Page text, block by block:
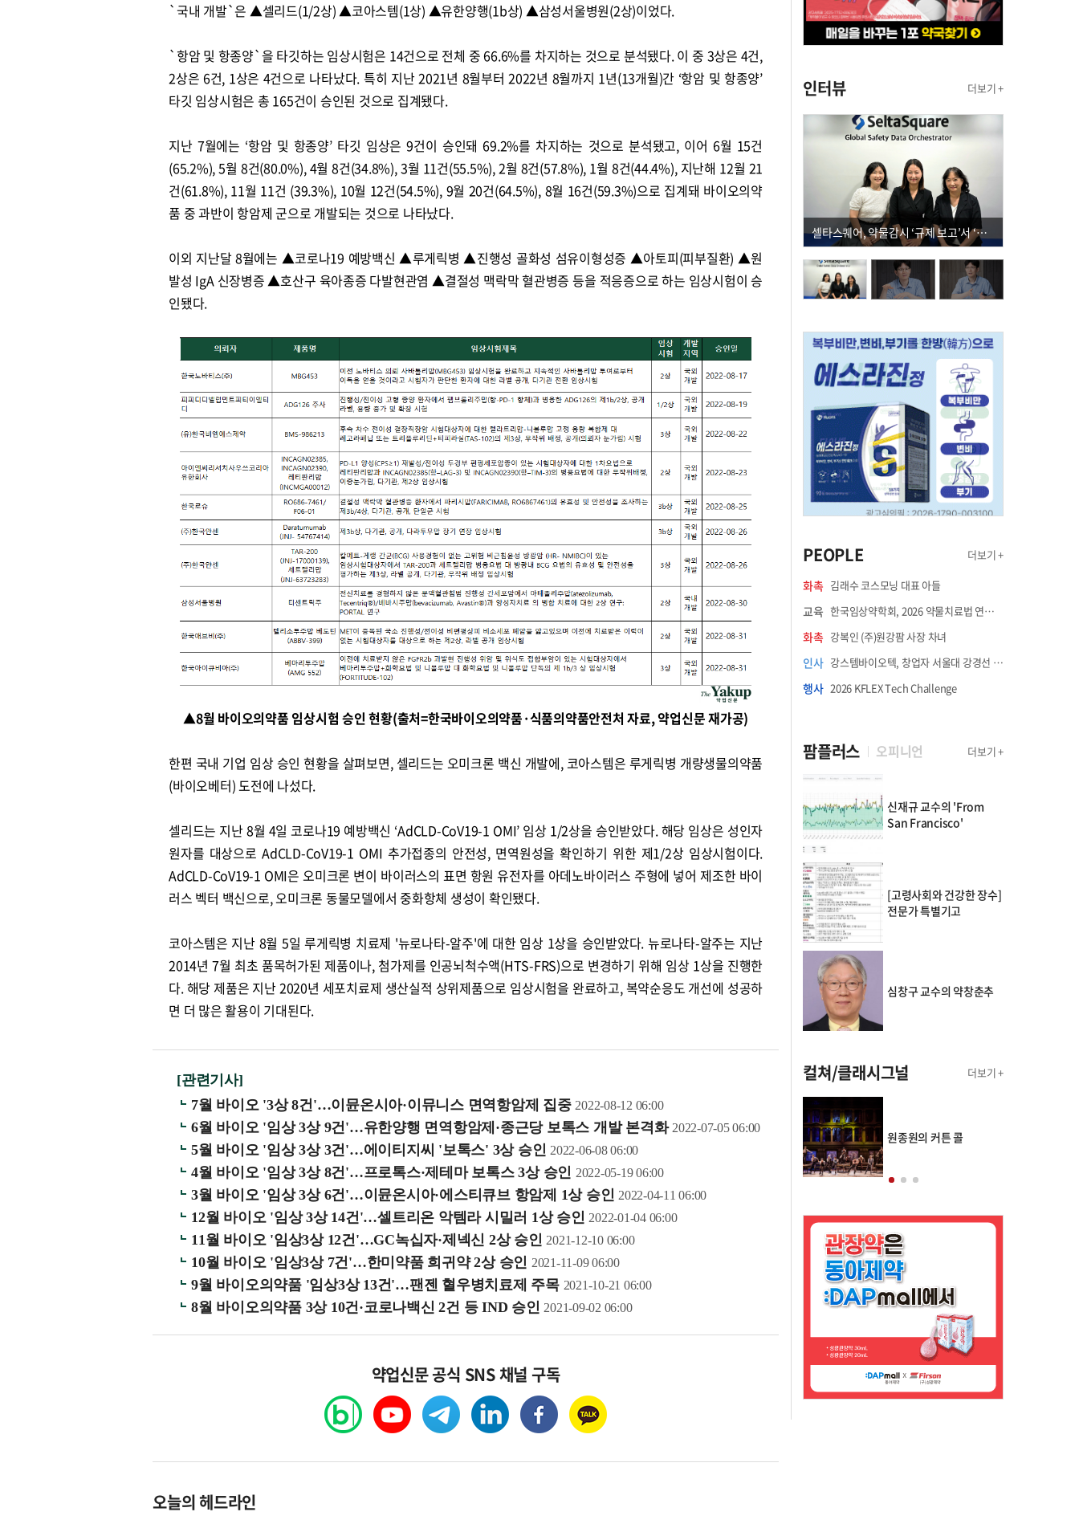
`국내 개발`은 ▲셀리드(1/2상) ▲코아스템(1상) ▲유한양행(1b상) ▲삼성서울병원(2상)이었다.
`항암 및 항종양`을 타깃하는 임상시험은 14건으로 전체 중 66.6%를 차지하는 것으로 분석됐다. 이 중 3상은 4건,
2상은 6건, 1상은 4건으로 나타났다. ​특히 지난 2021년 8월부터 2022년 8월까지 1년(13개월)간 ‘항암 및 항종양’
타깃 임상시험은 총 165건이 승인된 것으로 집계됐다.
지난 7월에는 ‘항암 및 항종양’ 타깃 임상은 9건이 승인돼 69.2%를 차지하는 것으로 분석됐고, 이어 6월 15건
(65.2%), 5월 8건(80.0%), 4월 8건(34.8%), 3월 11건(55.5%), 2월 8건(57.8%), 1월 8건(44.4%), 지난해 12월 21
건(61.8%), 11월 11건 (39.3%), 10월 12건(54.5%), 9월 20건(64.5%), 8월 16건(59.3%)으로 집계돼 바이오의약
품 중 과반이 항암제 군으로 개발되는 것으로 나타났다.
이외 지난달 8월에는 ▲코로나19 예방백신 ▲루게릭병 ▲진행성 골화성 섬유이형성증 ▲아토피(피부질환) ▲원
발성 IgA 신장병증 ▲호산구 육아종증 다발현관염 ▲결절성 맥락막 혈관병증 등을 적응증으로 하는 임상시험이 승
인됐다.
▲8월 바이오의약품 임상시험 승인 현황(출처=한국바이오의약품·식품의약품안전처 자료, 약업신문 재가공)
한편 국내 기업 임상 승인 현황을 살펴보면, 셀리드는 오미크론 백신 개발에, 코아스템은 루게릭병 개량생물의약품
(바이오베터) 도전에 나섰다.
셀리드는 지난 8월 4일 코로나19 예방백신 ‘AdCLD-CoV19-1 OMI’ 임상 1/2상을 승인받았다. 해당 임상은 성인자
원자를 대상으로 AdCLD-CoV19-1 OMI 추가접종의 안전성, 면역원성을 확인하기 위한 제1/2상 임상시험이다.
AdCLD-CoV19-1 OMI은 오미크론 변이 바이러스의 표면 항원 유전자를 아데노바이러스 주형에 넣어 제조한 바이
러스 벡터 백신으로, 오미크론 동물모델에서 중화항체 생성이 확인됐다.
코아스템은 지난 8월 5일 루게릭병 치료제 '뉴로나타-알주'에 대한 임상 1상을 승인받았다. 뉴로나타-알주는 지난
2014년 7월 최초 품목허가된 제품이나, 첨가제를 인공뇌척수액(HTS-FRS)으로 변경하기 위해 임상 1상을 진행한
다. 해당 제품은 지난 2020년 세포치료제 생산실적 상위제품으로 임상시험을 완료하고, 복약순응도 개선에 성공하
면 더 많은 활용이 기대된다.
[관련기사]
7월 바이오 '3상 8건'…이뮨온시아·이뮤니스 면역항암제 집중 2022-08-12 06:00
6월 바이오 '임상 3상 9건'…유한양행 면역항암제·종근당 보톡스 개발 본격화 2022-07-05 06:00
5월 바이오 '임상 3상 3건'…에이티지씨 '보톡스' 3상 승인 2022-06-08 06:00
4월 바이오 '임상 3상 8건'…프로톡스·제테마 보톡스 3상 승인 2022-05-19 06:00
3월 바이오 '임상 3상 6건'…이뮨온시아·에스티큐브 항암제 1상 승인 2022-04-11 06:00
12월 바이오 '임상 3상 14건'…셀트리온 악템라 시밀러 1상 승인 2022-01-04 06:00
11월 바이오 '임상3상 12건'…GC녹십자·제넥신 2상 승인 2021-12-10 06:00
10월 바이오 '임상3상 7건'…한미약품 희귀약 2상 승인 2021-11-09 06:00
9월 바이오의약품 '임상3상 13건'…팬젠 혈우병치료제 주목 2021-10-21 06:00
8월 바이오의약품 3상 10건·코로나백신 2건 등 IND 승인 2021-09-02 06:00
약업신문 공식 SNS 채널 구독
오늘의 헤드라인
인터뷰 더보기 +
셀타스퀘어, 약물감시 ‘규제 보고’서 ‘데이터 의사결정’으로 "PVX 전환 요구 커진다"
PEOPLE 더보기 +
화촉 김래수 코스모닝 대표 아들
교육 한국임상약학회, 2026 약물치료법 연수강좌 8월 21일 개최
화촉 강복인 (주)원강팜 사장 차녀
인사 강스템바이오텍, 창업자 서울대 강경선 교수 최고과학책임자 선임
행사 2026 KFLEX Tech Challenge
팜플러스 오피니언 더보기 +
신재규 교수의 'From
San Francisco'
[고령사회와 건강한 장수]
전문가 특별기고
심창구 교수의 약창춘추
컬쳐/클래시그널 더보기 +
원종원의 커튼 콜 안현정의 컬쳐포커스 박병준의 클래스토리 원종원의 커튼 콜